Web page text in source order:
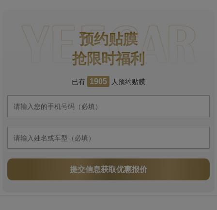
预约贴膜
抢限时福利
已有 1905 人预约贴膜
提交信息获取优惠报价